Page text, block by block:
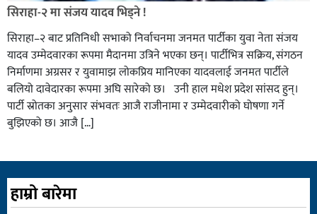
सिराहा-२ मा संजय यादव भिड्ने !
सिराहा–२ बाट प्रतिनिधी सभाको निर्वाचनमा जनमत पार्टीका युवा नेता संजय
यादव उम्मेदवारका रूपमा मैदानमा उत्रिने भएका छन्। पार्टीभित्र सक्रिय, संगठन
निर्माणमा अग्रसर र युवामाझ लोकप्रिय मानिएका यादवलाई जनमत पार्टीले
बलियो दावेदारका रूपमा अघि सारेको छ। उनी हाल मधेश प्रदेश सांसद हुन्।
पार्टी स्रोतका अनुसार संभवतः आजै राजीनामा र उम्मेदवारीको घोषणा गर्ने
बुझिएको छ। आजै […]
हाम्रो बारेमा